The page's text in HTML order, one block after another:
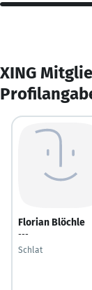
XING
Florian Blöchle
---
Schlat